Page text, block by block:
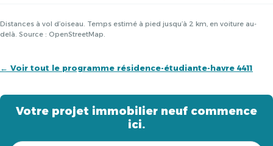
Distances à vol d’oiseau. Temps estimé à pied jusqu’à 2 km, en voiture au-
delà. Source : OpenStreetMap.
← Voir tout le programme résidence-étudiante-havre 4411
Votre projet immobilier neuf commence
ici.